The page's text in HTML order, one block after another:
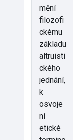
mění
filozofi
ckému
základu
altruisti
ckého
jednání,
k
osvoje
ní
etické